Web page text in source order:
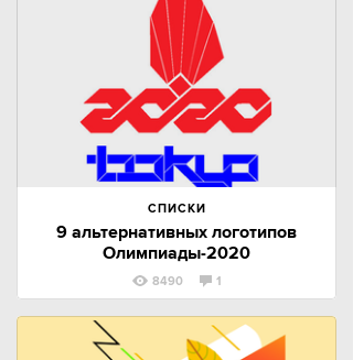
СПИСКИ
9 альтернативных логотипов
Олимпиады-2020
8490 1